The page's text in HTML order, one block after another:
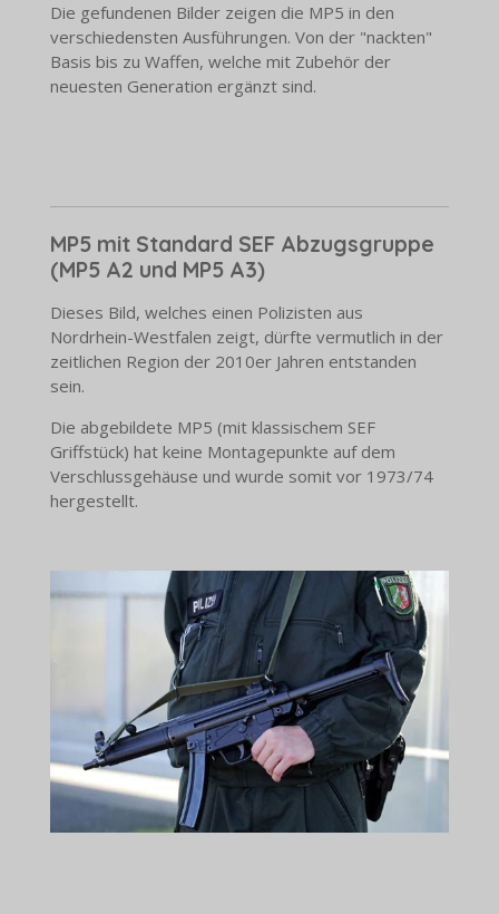
Die gefundenen Bilder zeigen die MP5 in den
verschiedensten Ausführungen. Von der "nackten"
Basis bis zu Waffen, welche mit Zubehör der
neuesten Generation ergänzt sind.
MP5 mit Standard SEF Abzugsgruppe
(MP5 A2 und MP5 A3)
Dieses Bild, welches einen Polizisten aus
Nordrhein-Westfalen zeigt, dürfte vermutlich in der
zeitlichen Region der 2010er Jahren entstanden
sein.
Die abgebildete MP5 (mit klassischem SEF
Griffstück) hat keine Montagepunkte auf dem
Verschlussgehäuse und wurde somit vor 1973/74
hergestellt.